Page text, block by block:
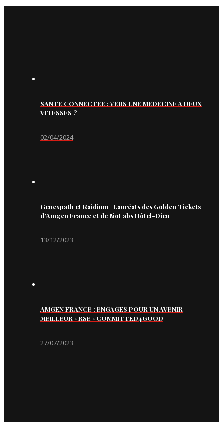
SANTE CONNECTEE : VERS UNE MEDECINE A DEUX
VITESSES ?
02/04/2024
Genexpath et Raidium : Lauréats des Golden Tickets
d’Amgen France et de BioLabs Hôtel-Dieu
13/12/2023
AMGEN FRANCE : ENGAGES POUR UN AVENIR
MEILLEUR #RSE #COMMITTED4GOOD
27/07/2023